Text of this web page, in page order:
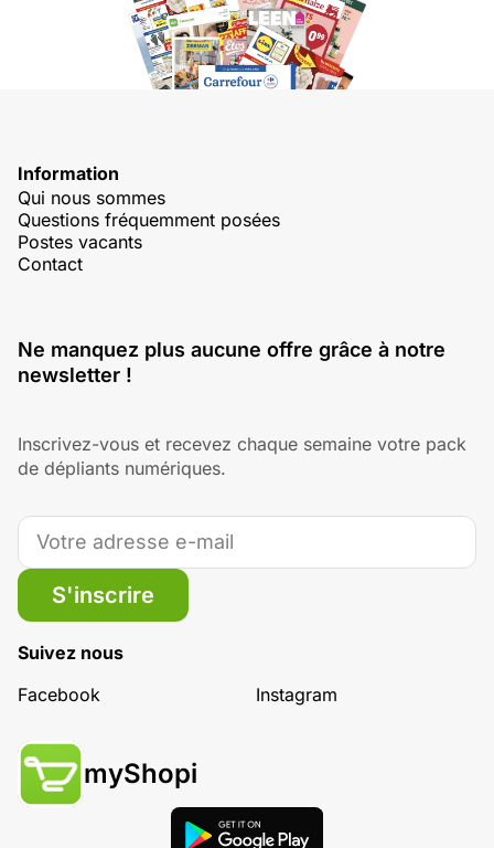
Information
Qui nous sommes
Questions fréquemment posées
Postes vacants
Contact
Ne manquez plus aucune offre grâce à notre
newsletter !
Inscrivez-vous et recevez chaque semaine votre pack
de dépliants numériques.
S'inscrire
Suivez nous
Facebook
Instagram
myShopi